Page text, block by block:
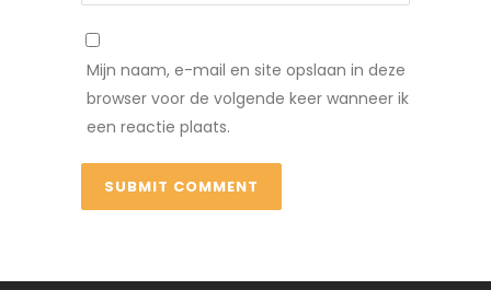
Mijn naam, e-mail en site opslaan in deze
browser voor de volgende keer wanneer ik
een reactie plaats.